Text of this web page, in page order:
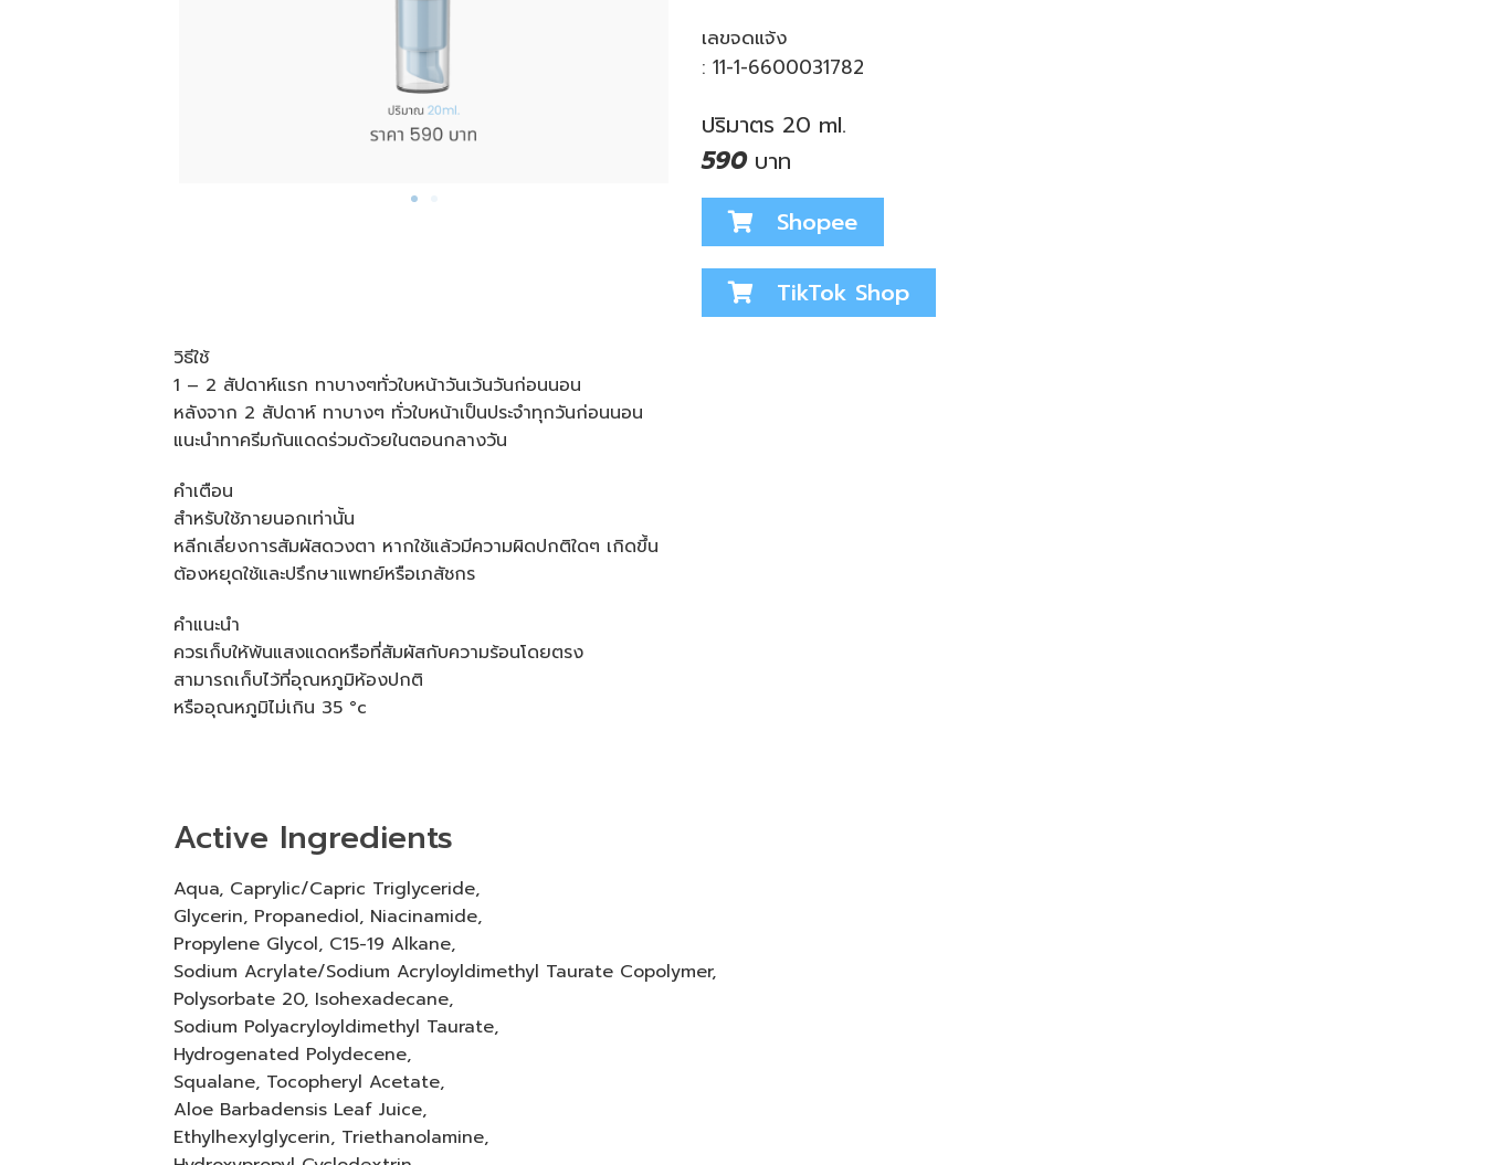
เลขจดแจ้ง
: 11-1-6600031782
ปริมาตร 20 ml.
590 บาท
Shopee
TikTok Shop
วิธีใช้
1 – 2 สัปดาห์แรก ทาบางๆทั่วใบหน้าวันเว้นวันก่อนนอน
หลังจาก 2 สัปดาห์ ทาบางๆ ทั่วใบหน้าเป็นประจำทุกวันก่อนนอน
แนะนำทาครีมกันแดดร่วมด้วยในตอนกลางวัน
คำเตือน
สำหรับใช้ภายนอกเท่านั้น
หลีกเลี่ยงการสัมผัสดวงตา หากใช้แล้วมีความผิดปกติใดๆ เกิดขึ้น
ต้องหยุดใช้และปรึกษาแพทย์หรือเภสัชกร
คำแนะนำ
ควรเก็บให้พ้นแสงแดดหรือที่สัมผัสกับความร้อนโดยตรง
สามารถเก็บไว้ที่อุณหภูมิห้องปกติ
หรืออุณหภูมิไม่เกิน 35 °c
Active Ingredients
Aqua, Caprylic/Capric Triglyceride,
Glycerin, Propanediol, Niacinamide,
Propylene Glycol, C15-19 Alkane,
Sodium Acrylate/Sodium Acryloyldimethyl Taurate Copolymer,
Polysorbate 20, Isohexadecane,
Sodium Polyacryloyldimethyl Taurate,
Hydrogenated Polydecene,
Squalane, Tocopheryl Acetate,
Aloe Barbadensis Leaf Juice,
Ethylhexylglycerin, Triethanolamine,